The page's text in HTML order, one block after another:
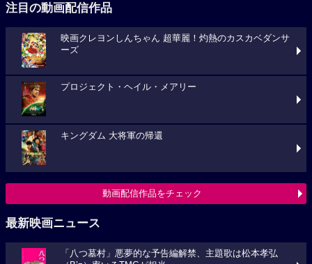
注目の動画配信作品
映画クレヨンしんちゃん 超華麗！灼熱のカスカベダンサ
ーズ
プロジェクト・ヘイル・メアリー
キングダム 大将軍の帰還
動画配信作品をチェック
最新映画ニュース
「八つ墓村」悪夢的な予告編解禁、主題歌は松本孝弘